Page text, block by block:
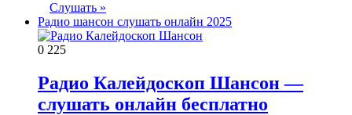
Слушать »
Радио шансон слушать онлайн 2025
0 225
Радио Калейдоскоп Шансон —
слушать онлайн бесплатно